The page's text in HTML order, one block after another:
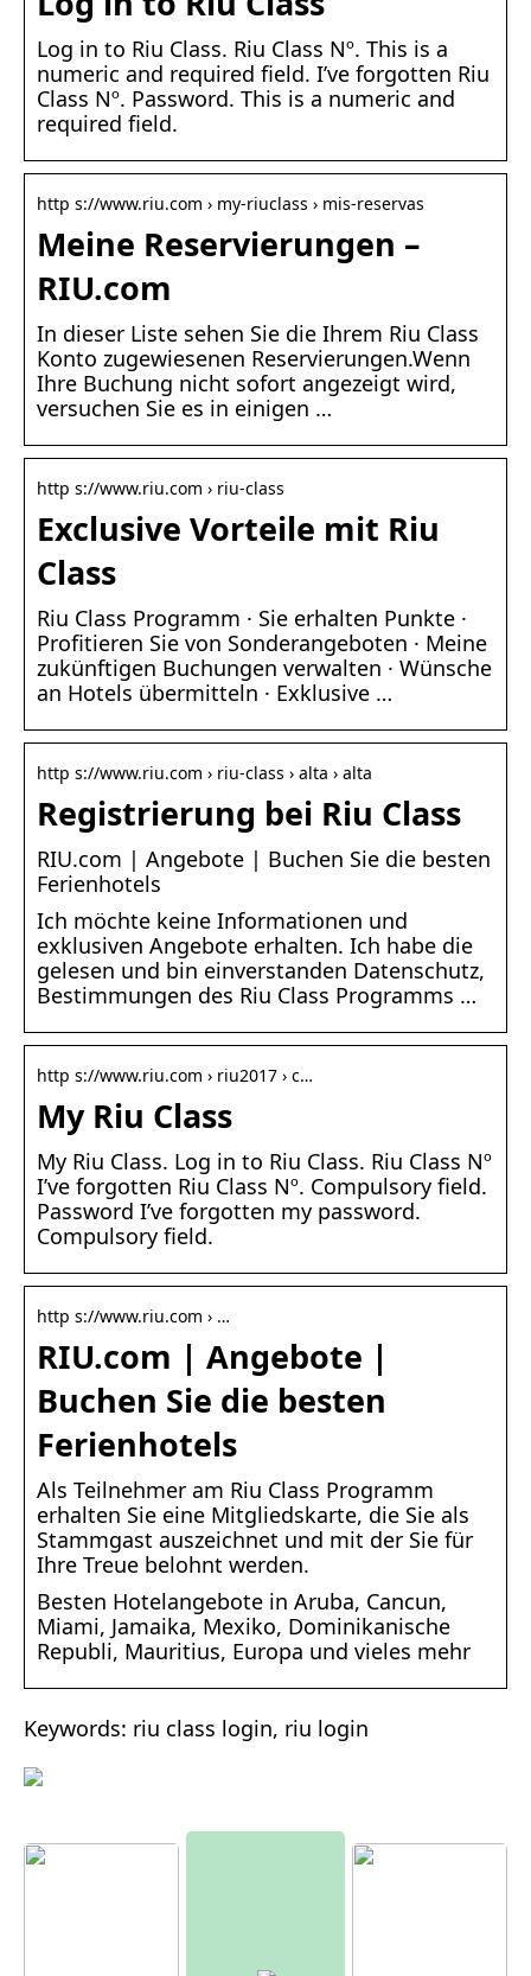
Log in to Riu Class. Riu Class Nº. This is a
numeric and required field. I’ve forgotten Riu
Class Nº. Password. This is a numeric and
required field.
http s://www.riu.com › my-riuclass › mis-reservas
Meine Reservierungen –
RIU.com
In dieser Liste sehen Sie die Ihrem Riu Class
Konto zugewiesenen Reservierungen.Wenn
Ihre Buchung nicht sofort angezeigt wird,
versuchen Sie es in einigen …
http s://www.riu.com › riu-class
Exclusive Vorteile mit Riu
Class
Riu Class Programm · Sie erhalten Punkte ·
Profitieren Sie von Sonderangeboten · Meine
zukünftigen Buchungen verwalten · Wünsche
an Hotels übermitteln · Exklusive …
http s://www.riu.com › riu-class › alta › alta
Registrierung bei Riu Class
RIU.com | Angebote | Buchen Sie die besten
Ferienhotels
Ich möchte keine Informationen und
exklusiven Angebote erhalten. Ich habe die
gelesen und bin einverstanden Datenschutz,
Bestimmungen des Riu Class Programms …
http s://www.riu.com › riu2017 › c…
My Riu Class
My Riu Class. Log in to Riu Class. Riu Class Nº
I’ve forgotten Riu Class Nº. Compulsory field.
Password I’ve forgotten my password.
Compulsory field.
http s://www.riu.com › …
RIU.com | Angebote |
Buchen Sie die besten
Ferienhotels
Als Teilnehmer am Riu Class Programm
erhalten Sie eine Mitgliedskarte, die Sie als
Stammgast auszeichnet und mit der Sie für
Ihre Treue belohnt werden.
Besten Hotelangebote in Aruba, Cancun,
Miami, Jamaika, Mexiko, Dominikanische
Republi, Mauritius, Europa und vieles mehr
Keywords: riu class login, riu login